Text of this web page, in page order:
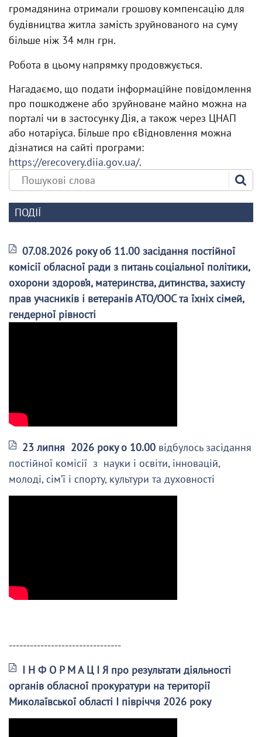
громадянина отримали грошову компенсацію для
будівництва житла замість зруйнованого на суму
більше ніж 34 млн грн.
Робота в цьому напрямку продовжується.
Нагадаємо, що подати інформаційне повідомлення
про пошкоджене або зруйноване майно можна на
порталі чи в застосунку Дія, а також через ЦНАП
або нотаріуса. Більше про єВідновлення можна
дізнатися на сайті програми:
https://erecovery.diia.gov.ua/.
ПОДІЇ
07.08.2026 року об 11.00 засідання постійної
комісії обласної ради з питань соціальної політики,
охорони здоров’я, материнства, дитинства, захисту
прав учасників і ветеранів АТО/ООС та їхніх сімей,
гендерної рівності
23 липня 2026 року о 10.00 відбулось засідання
постійної комісії з науки і освіти, інновацій,
молоді, сім’ї і спорту, культури та духовності
--------------------------------
І Н Ф О Р М А Ц І Я про результати діяльності
органів обласної прокуратури на території
Миколаївської області І півріччя 2026 року